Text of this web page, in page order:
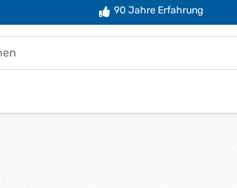
90 Jahre Erfahrung